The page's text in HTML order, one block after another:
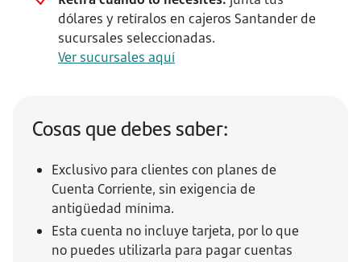
dólares y retíralos en cajeros Santander de
sucursales seleccionadas.
Ver sucursales aquí
Cosas que debes saber:
Exclusivo para clientes con planes de
Cuenta Corriente, sin exigencia de
antigüedad mínima.
Esta cuenta no incluye tarjeta, por lo que
no puedes utilizarla para pagar cuentas